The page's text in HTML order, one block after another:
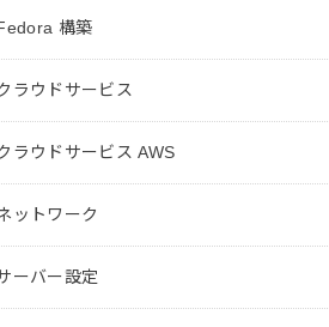
構築
ラウドサービス
ラウドサービス AWS
ットワーク
ーバー設定